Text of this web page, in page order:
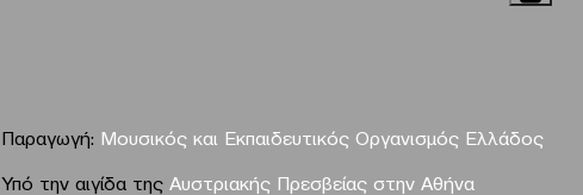
Παραγωγή: Μουσικός και Εκπαιδευτικός Οργανισμός Ελλάδος
Υπό την αιγίδα της Αυστριακής Πρεσβείας στην Αθήνα